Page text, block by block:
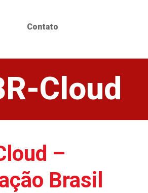
Contato
Cloud
–
Brasil